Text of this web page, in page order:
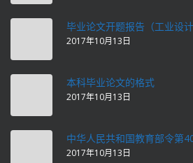
毕业论文开题报告（工业设计
2017年10月13日
本科毕业论文的格式
2017年10月13日
中华人民共和国教育部令第
2017年10月13日